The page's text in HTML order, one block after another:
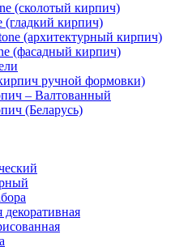
(сколотый кирпич)
(гладкий кирпич)
(архитектурный кирпич)
(фасадный кирпич)
ручной формовки)
– Валтованный
(Беларусь)